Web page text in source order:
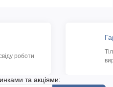
роботи
та акціями: